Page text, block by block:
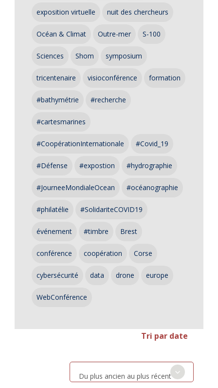
exposition virtuelle nuit des chercheurs
Océan & Climat Outre-mer S-100
Sciences Shom symposium
tricentenaire visioconférence formation
#bathymétrie #recherche
#cartesmarines
#CoopérationInternationale #Covid_19
#Défense #expostion #hydrographie
#JourneeMondialeOcean #océanographie
#philatélie #SolidariteCOVID19
événement #timbre Brest
conférence coopération Corse
cybersécurité data drone europe
WebConférence
Tri par date
Du plus ancien au plus récent